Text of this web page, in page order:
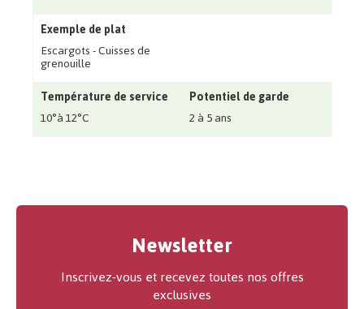
Exemple de plat
Escargots - Cuisses de
grenouille
Température de service
10°à 12°C
Potentiel de garde
2 à 5 ans
Newsletter
Inscrivez-vous et recevez toutes nos offres
exclusives